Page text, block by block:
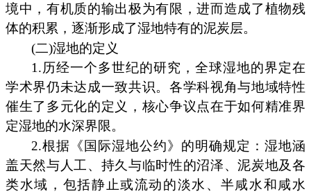
境中，有机质的输出极为有限，进而造成了植物残
体的积累，逐渐形成了湿地特有的泥炭层。
(二)湿地的定义
1.历经一个多世纪的研究，全球湿地的界定在
学术界仍未达成一致共识。各学科视角与地域特性
催生了多元化的定义，核心争议点在于如何精准界
定湿地的水深界限。
2.根据《国际湿地公约》的明确规定：湿地涵
盖天然与人工、持久与临时性的沼泽、泥炭地及各
类水域，包括静止或流动的淡水、半咸水和咸水